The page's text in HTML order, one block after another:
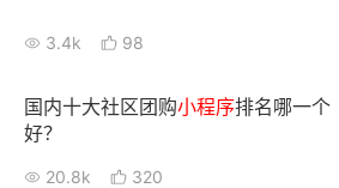
3.4k 98
国内十大社区团购小程序排名哪一个
好？
20.8k 320